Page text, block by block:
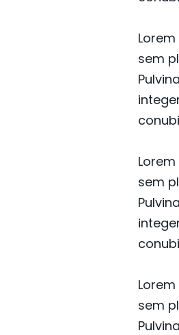
sem
sem
sem